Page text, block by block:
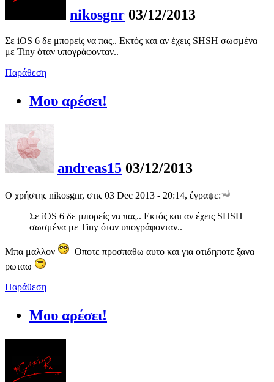
nikosgnr 03/12/2013
Σε iOS 6 δε μπορείς να πας.. Εκτός και αν έχεις SHSH σωσμένα
με Tiny όταν υπογράφονταν..
Παράθεση
Μου αρέσει!
andreas15 03/12/2013
Ο χρήστης nikosgnr, στις 03 Dec 2013 - 20:14, έγραψε:
Σε iOS 6 δε μπορείς να πας.. Εκτός και αν έχεις SHSH
σωσμένα με Tiny όταν υπογράφονταν..
Μπα μαλλον
Οποτε προσπαθω αυτο και για οτιδηποτε ξανα
ρωταω
Παράθεση
Μου αρέσει!